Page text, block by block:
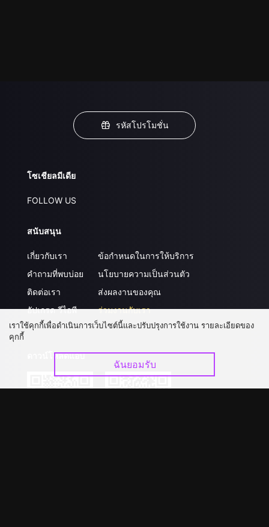
รหัสโปรโมชั่น
โซเชียลมีเดีย
FOLLOW US
สนับสนุน
เกี่ยวกับเรา
คำถามที่พบบ่อย
ติดต่อเรา
อัปเกรด วีไอพี
ข้อกำหนดในการให้บริการ
นโยบายความเป็นส่วนตัว
ส่งผลงานของคุณ
ร่วมงานกับเรา
ดาวน์โหลดแอป
เราใช้คุกกี้เพื่อดำเนินการเว็บไซต์นี้และปรับปรุงการใช้งาน รายละเอียดของ
คุกกี้
ฉันยอมรับ